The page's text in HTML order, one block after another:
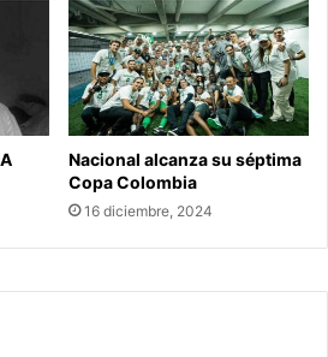
Nacional alcanza su séptima
Copa Colombia
16 diciembre, 2024